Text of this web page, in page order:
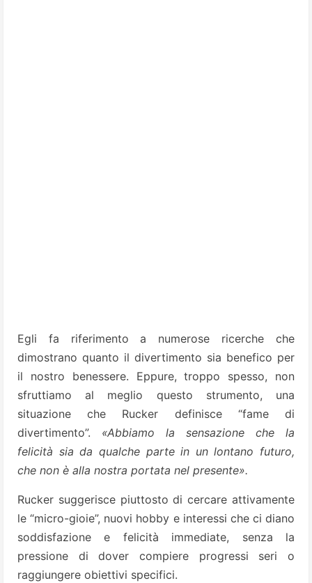
Egli fa riferimento a numerose ricerche che
dimostrano quanto il divertimento sia benefico per
il nostro benessere. Eppure, troppo spesso, non
sfruttiamo al meglio questo strumento, una
situazione che Rucker definisce “fame di
divertimento”. «Abbiamo la sensazione che la
felicità sia da qualche parte in un lontano futuro,
che non è alla nostra portata nel presente».
Rucker suggerisce piuttosto di cercare attivamente
le “micro-gioie”, nuovi hobby e interessi che ci diano
soddisfazione e felicità immediate, senza la
pressione di dover compiere progressi seri o
raggiungere obiettivi specifici.